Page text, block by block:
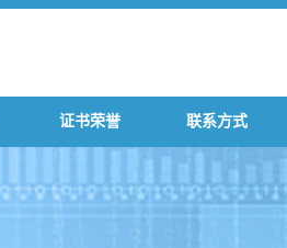
证书荣誉 联系方式